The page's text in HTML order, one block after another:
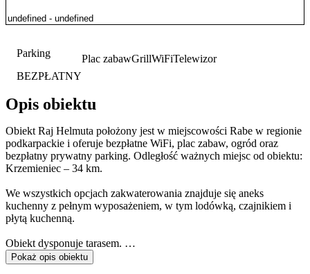
Parking
BEZPŁATNY
Plac zabawGrillWiFiTelewizor
Opis obiektu
Obiekt Raj Helmuta położony jest w miejscowości Rabe w regionie
podkarpackie i oferuje bezpłatne WiFi, plac zabaw, ogród oraz
bezpłatny prywatny parking. Odległość ważnych miejsc od obiektu:
Krzemieniec – 34 km.
We wszystkich opcjach zakwaterowania znajduje się aneks
kuchenny z pełnym wyposażeniem, w tym lodówką, czajnikiem i
płytą kuchenną.
Obiekt dysponuje tarasem.
Pokaż opis obiektu